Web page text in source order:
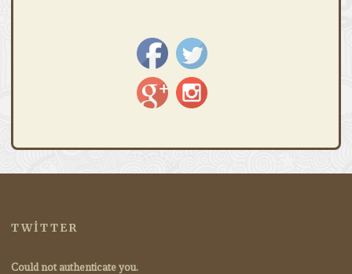
TWITTER
Could not authenticate you.